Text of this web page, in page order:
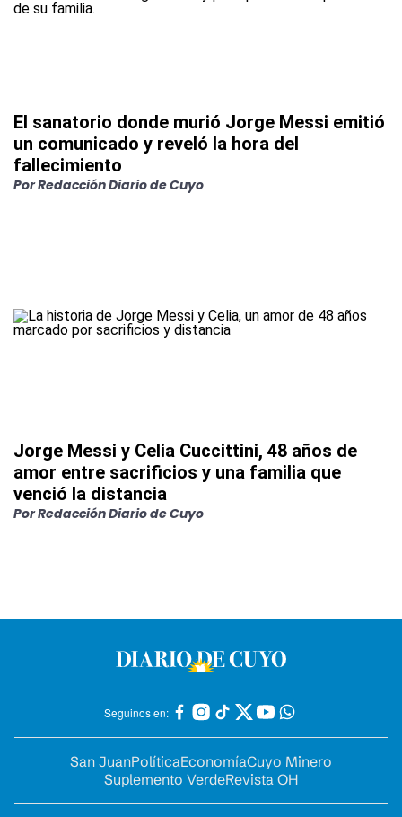
El sanatorio donde murió Jorge Messi emitió
un comunicado y reveló la hora del
fallecimiento
PorRedacción Diario de Cuyo
Jorge Messi y Celia Cuccittini, 48 años de
amor entre sacrificios y una familia que
venció la distancia
PorRedacción Diario de Cuyo
Seguinos en:
San JuanPolíticaEconomíaCuyo Minero
Suplemento VerdeRevista OH